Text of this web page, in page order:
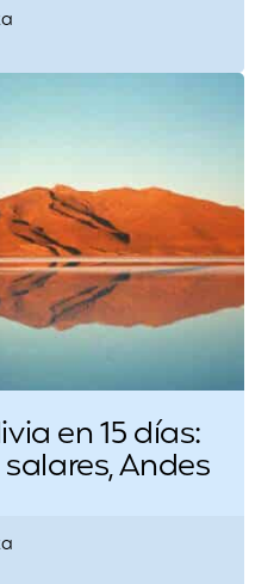
en 15 días:
Andes